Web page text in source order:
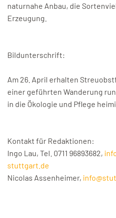
naturnahe Anbau, die
Erzeugung.
Bildunterschrift:
Am 26. April erhalten
einer geführten Wanderung
in die Ökologie und Pflege
Kontakt für Redaktionen:
Ingo Lau, Tel. 0711 96893682,
stuttgart.de
Nicolas Assenheimer,